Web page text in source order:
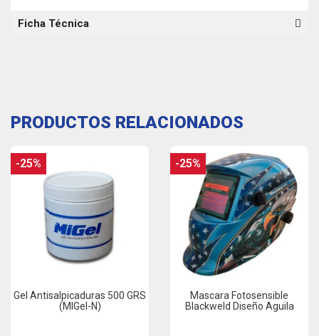
PRODUCTOS RELACIONADOS
Gel Antisalpicaduras 500 GRS
(MIGel-N)
-25%
Mascara Fotosensible
Blackweld Diseño Aguila
-25%
Ficha Técnica